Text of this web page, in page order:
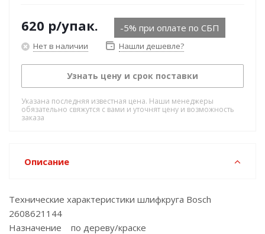
620 р/упак. -5% при оплате по СБП
Нет в наличии Нашли дешевле?
Узнать цену и срок поставки
Указана последняя известная цена. Наши менеджеры
обязательно свяжутся с вами и уточнят цену и возможность
заказа
Описание
Технические характеристики шлифкруга Bosch
2608621144
Назначение по дереву/краске